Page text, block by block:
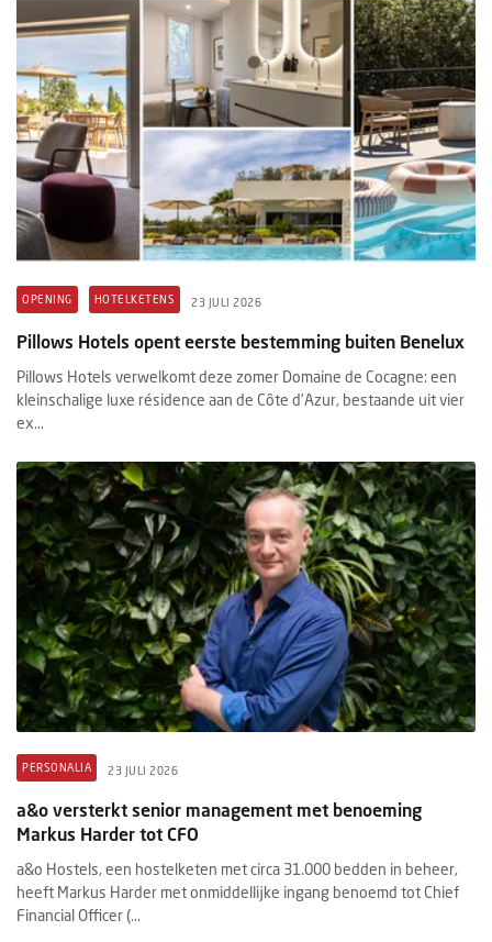
OPENING HOTELKETENS 23 JULI 2026
Pillows Hotels opent eerste bestemming buiten Benelux
Pillows Hotels verwelkomt deze zomer Domaine de Cocagne: een
kleinschalige luxe résidence aan de Côte d’Azur, bestaande uit vier
ex...
PERSONALIA 23 JULI 2026
a&o versterkt senior management met benoeming
Markus Harder tot CFO
a&o Hostels, een hostelketen met circa 31.000 bedden in beheer,
heeft Markus Harder met onmiddellijke ingang benoemd tot Chief
Financial Officer (...